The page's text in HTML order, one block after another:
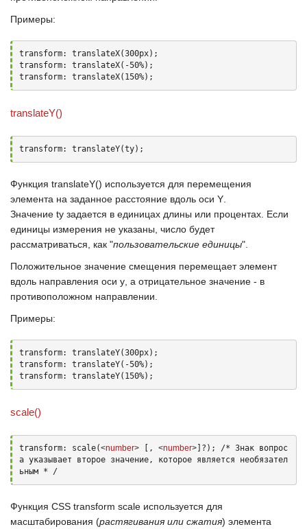
Примеры:
transform: translateX(300px);
transform: translateX(-50%);
transform: translateX(150%);
translateY()
transform: translateY(ty);
Функция translateY() используется для перемещения
элемента на заданное расстояние вдоль оси Y
Значение ty задается в единицах длины или процентах. Если
единицы измерения не указаны, число будет
рассматриваться, как "пользовательские единицы".
Положительное значение смещения перемещает элемент
вдоль направления оси y , а отрицательное значение - в
противоположном направлении.
Примеры:
transform: translateY(300px);
transform: translateY(-50%);
transform: translateY(150%);
scale()
transform: scale(<number> [, <number> ]?); /* Знак вопрос
а указывает второе значение, которое является необязател
ьным * /
Функция CSS transform scale используется для
масштабирования (растягивания или сжатия) элемента